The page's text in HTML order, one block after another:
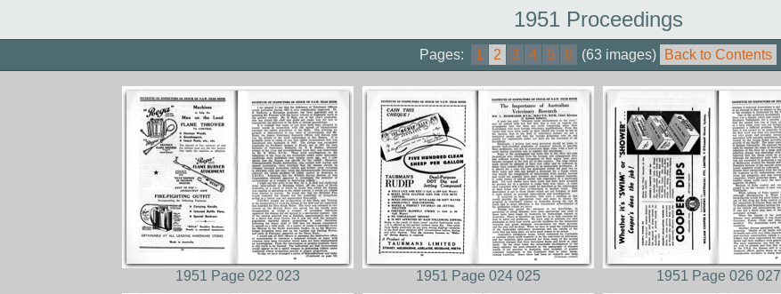
1951 Proceedings
Pages: 1 2 3 4 5 6 (63 images) Back to Contents
1951 Page 022 023 1951 Page 024 025 1951 Page 026 027